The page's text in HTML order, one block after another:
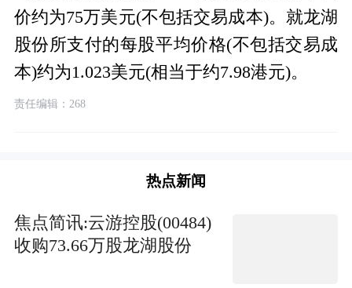
价约为75万美元(不包括交易成本)。就龙湖
股份所支付的每股平均价格(不包括交易成
本)约为1.023美元(相当于约7.98港元)。
责任编辑：268
热点新闻
焦点简讯:云游控股(00484)
收购73.66万股龙湖股份